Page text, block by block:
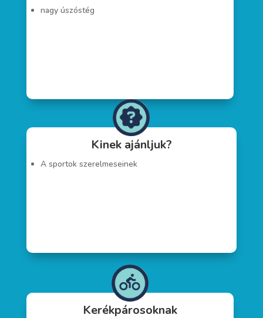
nagy úszóstég
Kinek ajánljuk?
A sportok szerelmeseinek
Kerékpárosoknak